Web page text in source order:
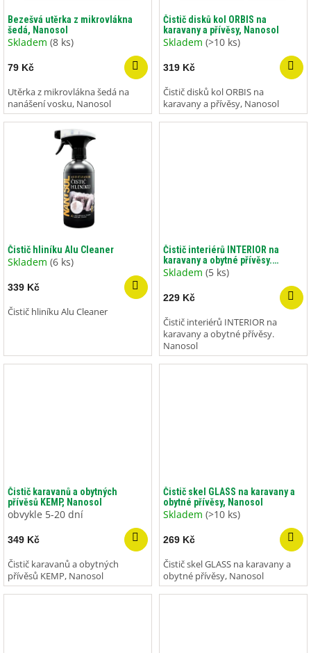
d
u
k
t
Bezešvá utěrka z mikrovlákna
šedá, Nanosol
Skladem (8 ks)
79 Kč
Utěrka z mikrovlákna šedá na
nanášení vosku, Nanosol
Čistič disků kol ORBIS na
karavany a přívěsy, Nanosol
Skladem (>10 ks)
319 Kč
Čistič disků kol ORBIS na
karavany a přívěsy, Nanosol
Čistič hliníku Alu Cleaner
Skladem (6 ks)
339 Kč
Čistič hliníku Alu Cleaner
Čistič interiérů INTERIOR na
karavany a obytné přívěsy.
Nanosol
Skladem (5 ks)
229 Kč
Čistič interiérů INTERIOR na
karavany a obytné přívěsy.
Nanosol
Čistič karavanů a obytných
přívěsů KEMP, Nanosol
obvykle 5-20 dní
349 Kč
Čistič karavanů a obytných
přívěsů KEMP, Nanosol
Čistič skel GLASS na karavany a
obytné přívěsy, Nanosol
Skladem (>10 ks)
269 Kč
Čistič skel GLASS na karavany a
obytné přívěsy, Nanosol